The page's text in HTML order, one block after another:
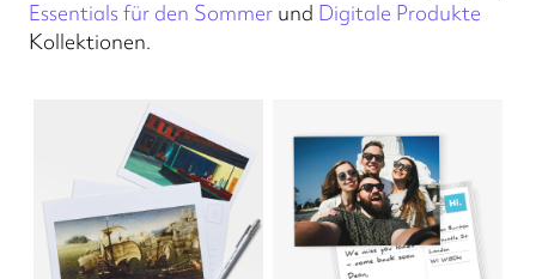
Essentials für den Sommer und Digitale Produkte
Kollektionen.